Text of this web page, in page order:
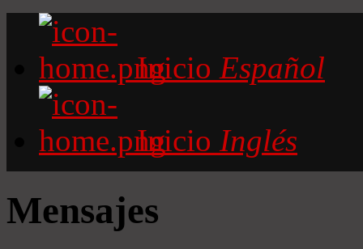
Inicio Español
Inicio Inglés
Mensajes